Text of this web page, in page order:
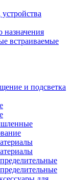
назначения
встраиваемые
и подсветка